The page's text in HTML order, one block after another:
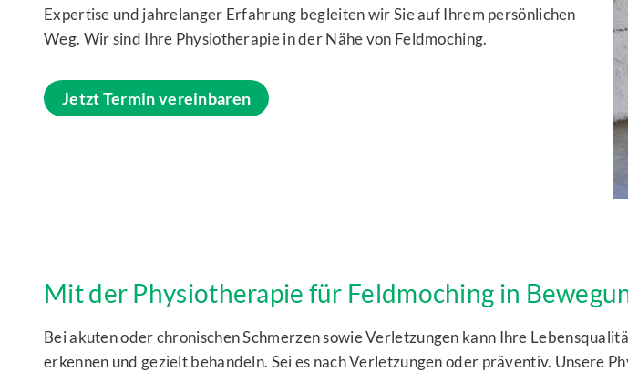
Expertise und jahrelanger Erfahrung begleiten wir Sie auf Ihrem persönlichen
Weg. Wir sind Ihre Physiotherapie in der Nähe von Feldmoching.
Jetzt Termin vereinbaren
Mit der Physiotherapie für Feldmoching in
Bei akuten oder chronischen Schmerzen sowie Verletzungen kann Ihre
erkennen und gezielt behandeln. Sei es nach Verletzungen oder präventiv. Unsere